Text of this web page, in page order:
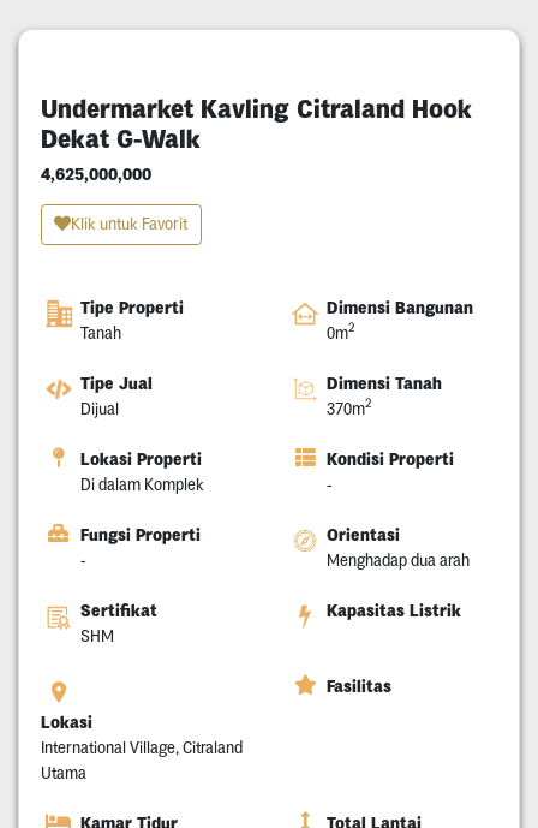
Undermarket Kavling Citraland Hook
Dekat G-Walk
4,625,000,000
Klik untuk Favorit
Tipe Properti
Tanah
Dimensi Bangunan
0m2
Tipe Jual
Dijual
Dimensi Tanah
370m2
Lokasi Properti
Di dalam Komplek
Kondisi Properti
-
Fungsi Properti
-
Orientasi
Menghadap dua arah
Sertifikat
SHM
Kapasitas Listrik
Lokasi
International Village, Citraland
Utama
Fasilitas
Kamar Tidur Total Lantai